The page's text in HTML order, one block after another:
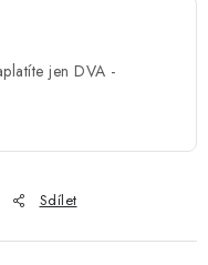
jen DVA -
Sdílet